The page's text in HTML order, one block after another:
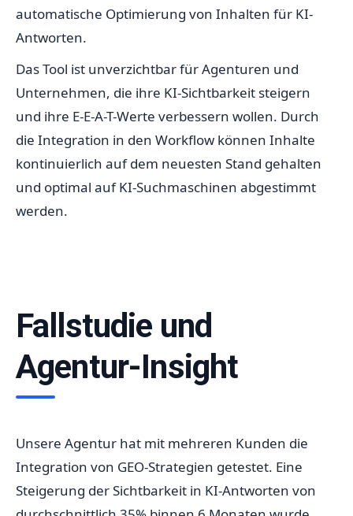
automatische Optimierung von Inhalten für KI-
Antworten.
Das Tool ist unverzichtbar für Agenturen und
Unternehmen, die ihre KI-Sichtbarkeit steigern
und ihre E-E-A-T-Werte verbessern wollen. Durch
die Integration in den Workflow können Inhalte
kontinuierlich auf dem neuesten Stand gehalten
und optimal auf KI-Suchmaschinen abgestimmt
werden.
Fallstudie und
Agentur-Insight
Unsere Agentur hat mit mehreren Kunden die
Integration von GEO-Strategien getestet. Eine
Steigerung der Sichtbarkeit in KI-Antworten von